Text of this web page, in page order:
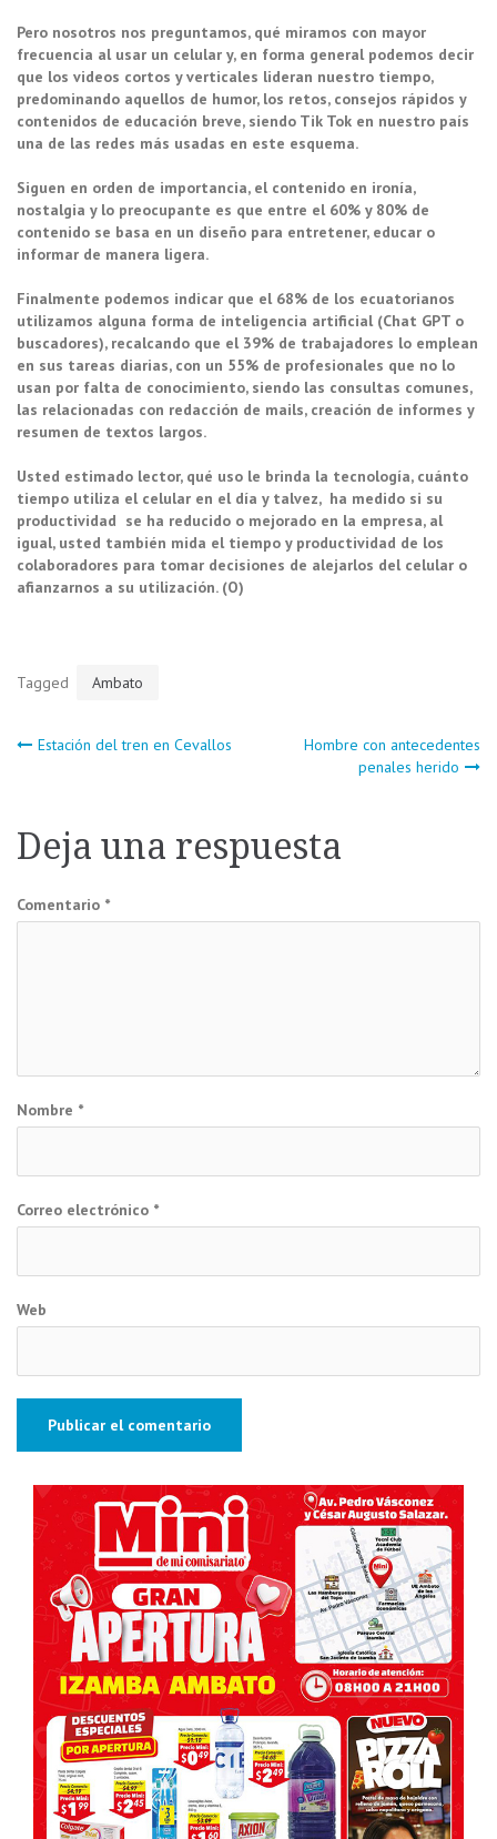
Pero nosotros nos preguntamos, qué miramos con mayor
frecuencia al usar un celular y, en forma general podemos decir
que los videos cortos y verticales lideran nuestro tiempo,
predominando aquellos de humor, los retos, consejos rápidos y
contenidos de educación breve, siendo Tik Tok en nuestro país
una de las redes más usadas en este esquema.
Siguen en orden de importancia, el contenido en ironía,
nostalgia y lo preocupante es que entre el 60% y 80% de
contenido se basa en un diseño para entretener, educar o
informar de manera ligera.
Finalmente podemos indicar que el 68% de los ecuatorianos
utilizamos alguna forma de inteligencia artificial (Chat GPT o
buscadores), recalcando que el 39% de trabajadores lo emplean
en sus tareas diarias, con un 55% de profesionales que no lo
usan por falta de conocimiento, siendo las consultas comunes,
las relacionadas con redacción de mails, creación de informes y
resumen de textos largos.
Usted estimado lector, qué uso le brinda la tecnología, cuánto
tiempo utiliza el celular en el día y talvez, ha medido si su
productividad se ha reducido o mejorado en la empresa, al
igual, usted también mida el tiempo y productividad de los
colaboradores para tomar decisiones de alejarlos del celular o
afianzarnos a su utilización. (O)
Tagged Ambato
Navegación
entradas
Estación del tren en Cevallos
Hombre con antecedentes
penales herido
Deja una respuesta
Comentario *
Nombre *
Correo electrónico *
Web